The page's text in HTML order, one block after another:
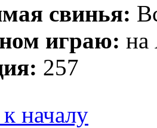
свинья:
играю: на
257
началу